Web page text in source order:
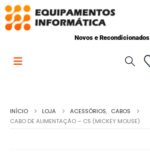
Novos e Recondicionados
INÍCIO LOJA ACESSÓRIOS, CABOS
CABO DE ALIMENTAÇÃO – C5 (MICKEY MOUSE)